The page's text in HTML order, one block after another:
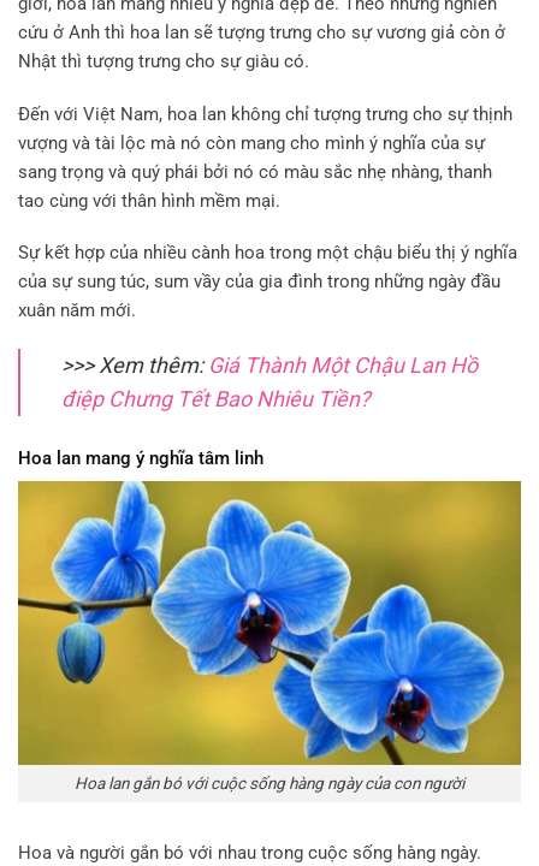
cứu ở Anh thì hoa lan sẽ tượng trưng cho sự vương giả còn ở
Nhật thì tượng trưng cho sự giàu có.
Đến với Việt Nam, hoa lan không chỉ tượng trưng cho sự thịnh
vượng và tài lộc mà nó còn mang cho mình ý nghĩa của sự
sang trọng và quý phái bởi nó có màu sắc nhẹ nhàng, thanh
tao cùng với thân hình mềm mại.
Sự kết hợp của nhiều cành hoa trong một chậu biểu thị ý nghĩa
của sự sung túc, sum vầy của gia đình trong những ngày đầu
xuân năm mới.
>>> Xem thêm:Giá Thành Một Chậu Lan Hồ
điệp Chưng Tết Bao Nhiêu Tiền?
Hoa lan mang ý nghĩa tâm linh
Hoa lan gắn bó với cuộc sống hàng ngày của con người
Hoa và người gắn bó với nhau trong cuộc sống hàng ngày.